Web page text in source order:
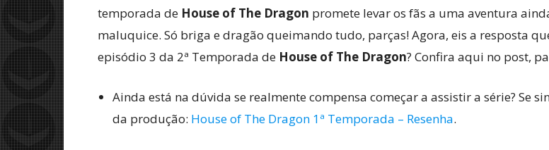
temporada de House of The Dragon promete levar os fãs a uma aventura
maluquice. Só briga e dragão queimando tudo, parças! Agora, eis a resposta
episódio 3 da 2ª Temporada de House of The Dragon? Confira aqui no post,
Ainda está na dúvida se realmente compensa começar a assistir a série? Se
da produção: House of The Dragon 1ª Temporada – Resenha.